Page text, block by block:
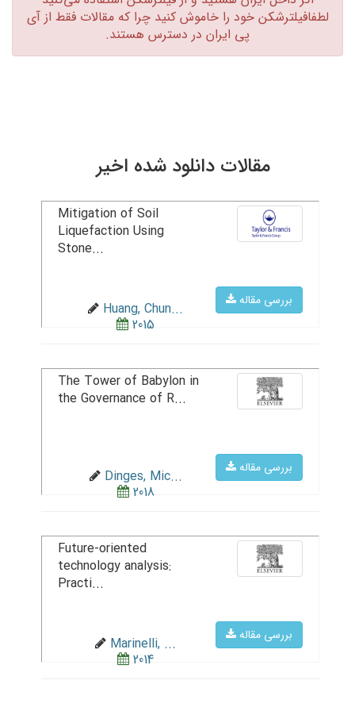
لطفافیلترشکن خود را خاموش کنید چرا که مقالات فقط از آی
پی ایران در دسترس هستند.‏
مقالات دانلود شده اخیر
بررسی مقاله
Mitigation of Soil
Liquefaction Using
Stone...
Huang, Chun...
2015
بررسی مقاله
The Tower of Babylon in
the Governance of R...
Dinges, Mic...
2018
بررسی مقاله
Future-oriented
technology analysis:
Practi...
Marinelli, ...
2014